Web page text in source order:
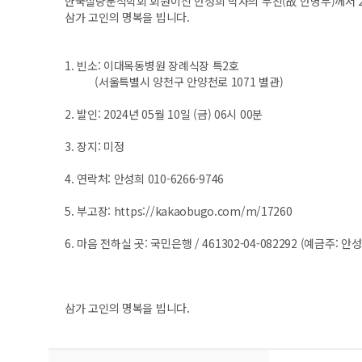
삼가 고인의 명복을 빕니다.
1. 빈소: 이대목동병원 장례식장 특2호
(서울특별시 양천구 안양천로 1071 별관)
2. 발인: 2024년 05월 10일 (금) 06시 00분
3. 장지: 미정
4. 연락처: 안성희 010-6266-9746
5. 부고장: https://kakaobugo.com/m/17260
6. 마음 전하실 곳: 국민은행 / 461302-04-082292 (예금주: 안
삼가 고인의 명복을 빕니다.